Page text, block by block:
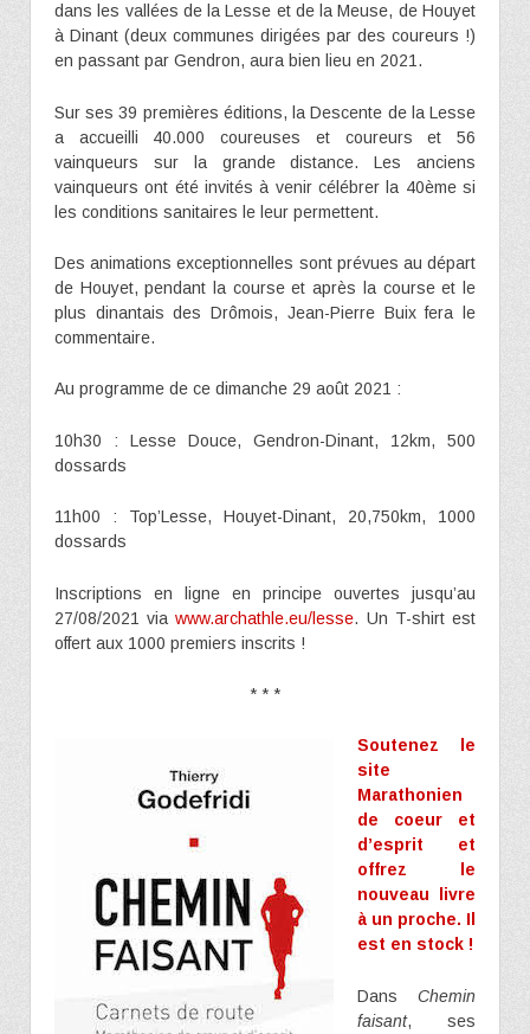
dans les vallées de la Lesse et de la Meuse, de Houyet
à Dinant (deux communes dirigées par des coureurs !)
en passant par Gendron, aura bien lieu en 2021.
Sur ses 39 premières éditions, la Descente de la Lesse
a accueilli 40.000 coureuses et coureurs et 56
vainqueurs sur la grande distance. Les anciens
vainqueurs ont été invités à venir célébrer la 40ème si
les conditions sanitaires le leur permettent.
Des animations exceptionnelles sont prévues au départ
de Houyet, pendant la course et après la course et le
plus dinantais des Drômois, Jean-Pierre Buix fera le
commentaire.
Au programme de ce dimanche 29 août 2021 :
10h30 : Lesse Douce, Gendron-Dinant, 12km, 500
dossards
11h00 : Top’Lesse, Houyet-Dinant, 20,750km, 1000
dossards
Inscriptions en ligne en principe ouvertes jusqu’au
27/08/2021 viawww.archathle.eu/lesse. Un T-shirt est
offert aux 1000 premiers inscrits !
* * *
Soutenez le
site
Marathonien
de coeur et
d’esprit et
offrez le
nouveau livre
à un proche. Il
est en stock !
Dans Chemin
faisant, ses